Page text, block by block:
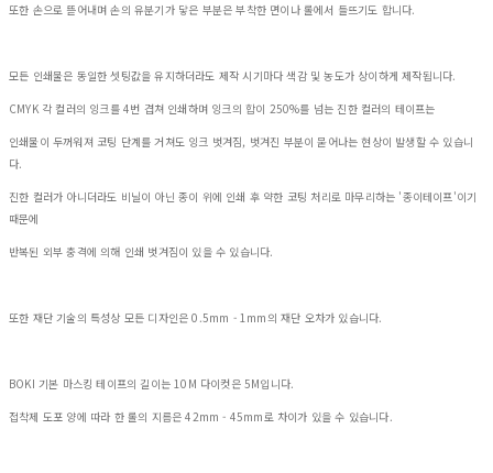
또한 손으로 뜯어내며 손의 유분기가 닿은 부분은 부착한 면이나 롤에서 들뜨기도 합니다.
모든 인쇄물은 동일한 셋팅값을 유지하더라도 제작 시기마다 색감 및 농도가 상이하게 제작됩니다.
CMYK 각 컬러의 잉크를 4번 겹쳐 인쇄하며 잉크의 합이 250%를 넘는 진한 컬러의 테이프는
인쇄물이 두꺼워져 코팅 단계를 거쳐도 잉크 벗겨짐, 벗겨진 부분이 묻어나는 현상이 발생할 수 있습니
다.
진한 컬러가 아니더라도 비닐이 아닌 종이 위에 인쇄 후 약한 코팅 처리로 마무리하는 '종이테이프'이기
때문에
반복된 외부 충격에 의해 인쇄 벗겨짐이 있을 수 있습니다.
또한 재단 기술의 특성상 모든 디자인은 0.5mm - 1mm의 재단 오차가 있습니다.
BOKI 기본 마스킹 테이프의 길이는 10M 다이컷은 5M입니다.
접착제 도포 양에 따라 한 롤의 지름은 42mm - 45mm로 차이가 있을 수 있습니다.